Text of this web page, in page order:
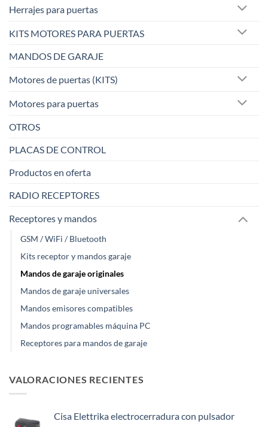
Herrajes para puertas
KITS MOTORES PARA PUERTAS
MANDOS DE GARAJE
Motores de puertas (KITS)
Motores para puertas
OTROS
PLACAS DE CONTROL
Productos en oferta
RADIO RECEPTORES
Receptores y mandos
GSM / WiFi / Bluetooth
Kits receptor y mandos garaje
Mandos de garaje originales
Mandos de garaje universales
Mandos emisores compatibles
Mandos programables máquina PC
Receptores para mandos de garaje
VALORACIONES RECIENTES
Cisa Elettrika electrocerradura con pulsador